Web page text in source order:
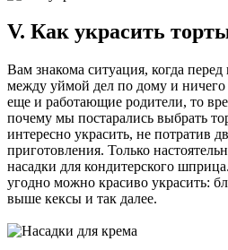
V. Как украсить
Вам знакома ситуация, когда
между уймой дел по дому и
еще и работающие родители, то
почему мы постарались выбрать
интересно украсить, не потратив
приготовления. Только
насадки для кондитерского
угодно можно красиво украсить:
выше кексы и так далее.